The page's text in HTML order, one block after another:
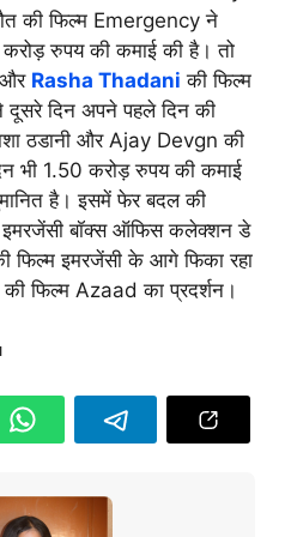
की फिल्म Emergency ने
रुपय की कमाई की है। तो
और Rasha Thadani की फिल्म
दिन अपने पहले दिन की
ठडानी और Ajay Devgn की
भी 1.50 करोड़ रुपय की कमाई
है। इसमें फेर बदल की
इमरजेंसी बॉक्स ऑफिस कलेक्शन डे
इमरजेंसी के आगे फिका रहा
फिल्म Azaad का प्रदर्शन।